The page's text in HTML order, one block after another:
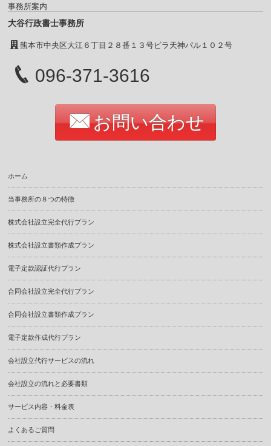
事務所案内
大谷行政書士事務所
熊本市中央区大江６丁目２８番１３号ビラ天神パル１０２号
096-371-3616
お問い合わせ
ホーム
当事務所の８つの特徴
株式会社設立完全代行プラン
株式会社設立書類作成プラン
電子定款認証代行プラン
合同会社設立完全代行プラン
合同会社設立書類作成プラン
電子定款作成代行プラン
会社設立代行サービスの流れ
会社設立の流れと必要書類
サービス内容・料金表
よくあるご質問